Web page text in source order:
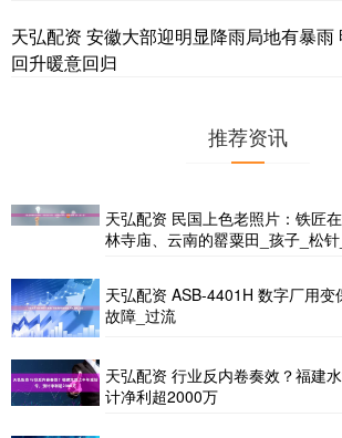
天弘配资 安徽大部迎明显降雨局地有暴
回升暖意回归
推荐资讯
天弘配资 民国上色老照片：铁匠
林寺庙、云南的罂粟田_孩子_松
天弘配资 ASB-4401H 数字厂用变
故障_过流
天弘配资 行业反内卷奏效？福建
计净利超2000万